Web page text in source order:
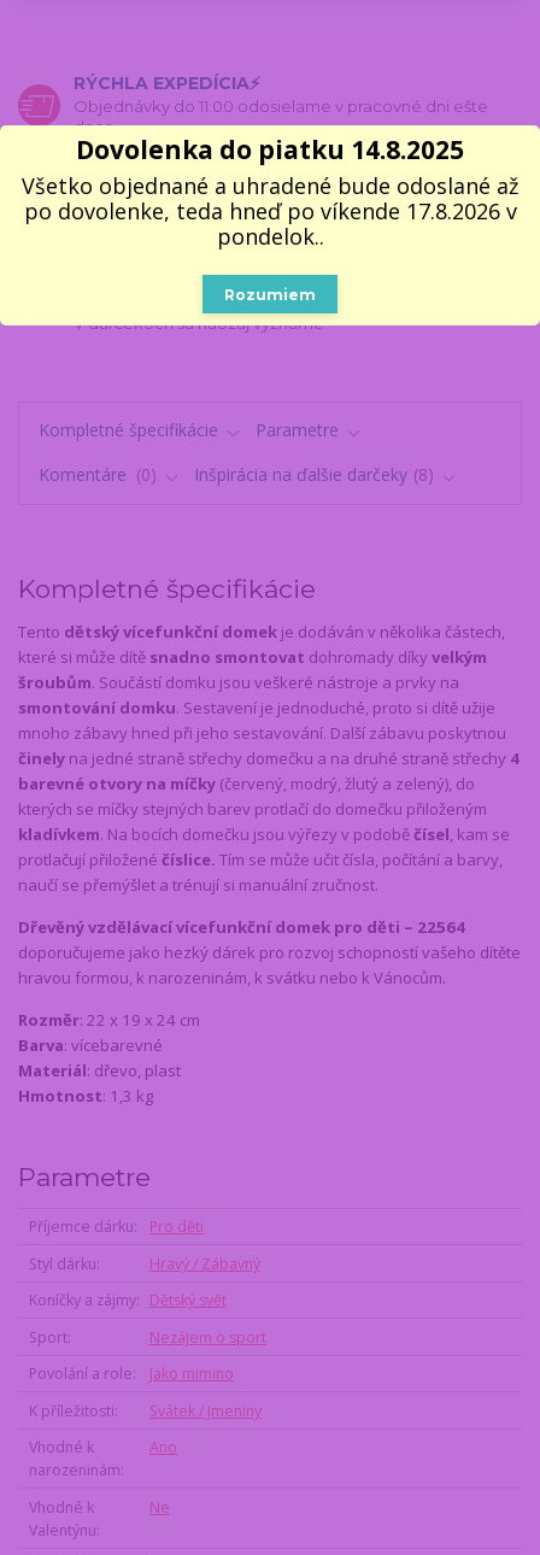
RÝCHLA EXPEDÍCIA⚡
Objednávky do 11:00 odosielame v pracovné dni ešte
dnes
100% VLASTNÝ SKLAD 📦
Všetko, čo vidíte, naozaj máme
2000 VÝDAJNÝCH MIEST
11 ROKOV NA TRHU
V darčekoch sa naozaj vyznáme
Kompletné špecifikácie
Parametre
Komentáre
0 Inšpirácia na ďalšie darčeky 8
Kompletné špecifikácie
Tento dětský vícefunkční domek je dodáván v několika částech,
které si může dítě snadno smontovat dohromady díky velkým
šroubům. Součástí domku jsou veškeré nástroje a prvky na
smontování domku. Sestavení je jednoduché, proto si dítě užije
mnoho zábavy hned při jeho sestavování. Další zábavu poskytnou
činely na jedné straně střechy domečku a na druhé straně střechy 4
barevné otvory na míčky (červený, modrý, žlutý a zelený), do
kterých se míčky stejných barev protlačí do domečku přiloženým
kladívkem. Na bocích domečku jsou výřezy v podoběčísel, kam se
protlačují přiložené číslice. Tím se může učit čísla, počítání a barvy,
naučí se přemýšlet a trénují si manuální zručnost.
Dřevěný vzdělávací vícefunkční domek pro děti – 22564
doporučujeme jako hezký dárek pro rozvoj schopností vašeho dítěte
hravou formou, k narozeninám, k svátku nebo k Vánocům.
Rozměr: 22 x 19 x 24 cm
Barva: vícebarevné
Materiál: dřevo, plast
Hmotnost: 1,3 kg
Parametre
Příjemce dárku
Pro děti
Styl dárku
Hravý / Zábavný
Koníčky a zájmy
Dětský svět
Sport
Nezájem o sport
Povolání a role
Jako mimino
K příležitosti
Svátek / Jmeniny
Vhodné k
narozeninám
Ano
Vhodné k
Valentýnu
Ne
Dovolenka do piatku 14.8.2025
Všetko objednané a uhradené bude odoslané až
po dovolenke, teda hneď po víkende 17.8.2026 v
pondelok..
Rozumiem